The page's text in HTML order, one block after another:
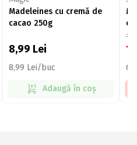
Madeleines cu cremă de
cacao 250g
8,99 Lei
8,99 Lei/buc
Adaugă în coș